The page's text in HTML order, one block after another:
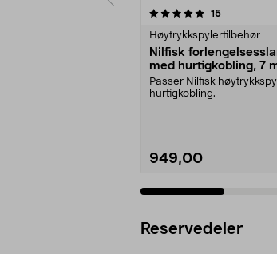
15anmeldelser
Høytrykkspylertilbehør
Nilfisk
med hurtigkobling, 7
Passer Nilfisk
hurtigkobling.
949,00
4.0av 5 stjerner
Reservedeler